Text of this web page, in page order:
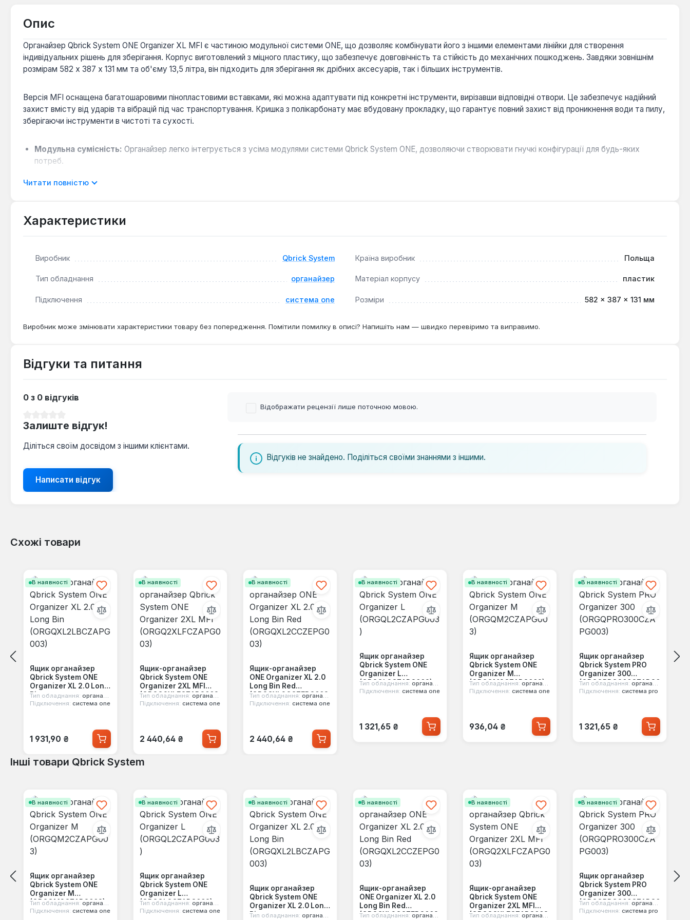
Опис
Органайзер Qbrick System ONE Organizer XL MFI є частиною модульної системи ONE, що дозволяє комбінувати його з іншими елементами лінійки для створення
індивідуальних рішень для зберігання. Корпус виготовлений з міцного пластику, що забезпечує довговічність та стійкість до механічних пошкоджень. Завдяки зовнішнім
розмірам 582 x 387 x 131 мм та об'єму 13,5 літра, він підходить для зберігання як дрібних аксесуарів, так і більших інструментів.
Версія MFI оснащена багатошаровими пінопластовими вставками, які можна адаптувати під конкретні інструменти, вирізавши відповідні отвори. Це забезпечує надійний
захист вмісту від ударів та вібрацій під час транспортування. Кришка з полікарбонату має вбудовану прокладку, що гарантує повний захист від проникнення води та пилу,
зберігаючи інструменти в чистоті та сухості.
Модульна сумісність: Органайзер легко інтегрується з усіма модулями системи Qbrick System ONE, дозволяючи створювати гнучкі конфігурації для будь-яких
потреб.
пошкодженню.
Міцність конструкції:Корпус з високоякісного пластику та кришка з полікарбонату забезпечують довговічність та стійкість до інтенсивної експлуатації.
Ящик-органайзер Qbrick System ONE Organizer XL MFI призначений для професіоналів та домашніх майстрів, які потребують систематизованого та захищеного зберігання
порядок та легкий доступ до необхідних предметів.
Читати повністю
Характеристики
Виробник Qbrick System Країна виробник Польща
Тип обладнання органайзер Матеріал корпусу пластик
Підключення система one Розміри 582 × 387 × 131 мм
Виробник може змінювати характеристики товару без попередження. Помітили помилку в описі? Напишіть нам — швидко перевіримо та виправимо.
Відгуки та питання
0 з 0 відгуків
Залиште відгук!
Діліться своїм досвідом з іншими клієнтами.
Написати відгук
Відображати рецензії лише поточною мовою.
Відгуків не знайдено. Поділіться своїми знаннями з іншими.
Схожі товари
В наявності
Ящик органайзер
Qbrick System ONE
Organizer XL 2.0 Long
Bin
(ORGQXL2LBCZAPG00
Тип обладнання: органайзер
Підключення: система one
Звичайна ціна:
1 931,90 ₴
В наявності
Ящик-органайзер
Qbrick System ONE
Organizer 2XL MFI
(ORGQ2XLFCZAPG003
)
Тип обладнання: органайзер
Підключення: система one
Звичайна ціна:
2 440,64 ₴
В наявності
Ящик-органайзер
ONE Organizer XL 2.0
Long Bin Red
(ORGQXL2CCZEPG003
)
Тип обладнання: органайзер
Підключення: система one
Звичайна ціна:
2 440,64 ₴
В наявності
Ящик органайзер
Qbrick System ONE
Organizer L
(ORGQL2CZAPG003)
Тип обладнання: органайзер
Підключення: система one
Звичайна ціна:
1 321,65 ₴
В наявності
Ящик органайзер
Qbrick System ONE
Organizer M
(ORGQM2CZAPG003)
Тип обладнання: органайзер
Підключення: система one
Звичайна ціна:
936,04 ₴
В наявності
Ящик органайзер
Qbrick System PRO
Organizer 300
(ORGQPRO300CZAPG0
03)
Тип обладнання: органайзер
Підключення: система pro
Звичайна ціна:
1 321,65 ₴
Інші товари Qbrick System
В наявності
Ящик органайзер
Qbrick System ONE
Organizer M
(ORGQM2CZAPG003)
Тип обладнання: органайзер
Підключення: система one
В наявності
Ящик органайзер
Qbrick System ONE
Organizer L
(ORGQL2CZAPG003)
Тип обладнання: органайзер
Підключення: система one
В наявності
Ящик органайзер
Qbrick System ONE
Organizer XL 2.0 Long
Bin
Тип обладнання: органайзер
В наявності
Ящик-органайзер
ONE Organizer XL 2.0
Long Bin Red
(ORGQXL2CCZEPG003
Тип обладнання: органайзер
В наявності
Ящик-органайзер
Qbrick System ONE
Organizer 2XL MFI
(ORGQ2XLFCZAPG003
Тип обладнання: органайзер
В наявності
Ящик органайзер
Qbrick System PRO
Organizer 300
(ORGQPRO300CZAPG0
03)
Тип обладнання: органайзер
Підключення: система pro